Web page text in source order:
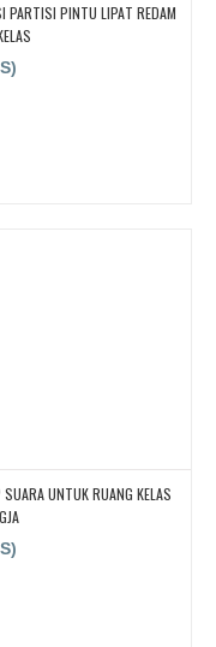
PARTISI PINTU LIPAT REDAM
UNTUK RUANG KELAS